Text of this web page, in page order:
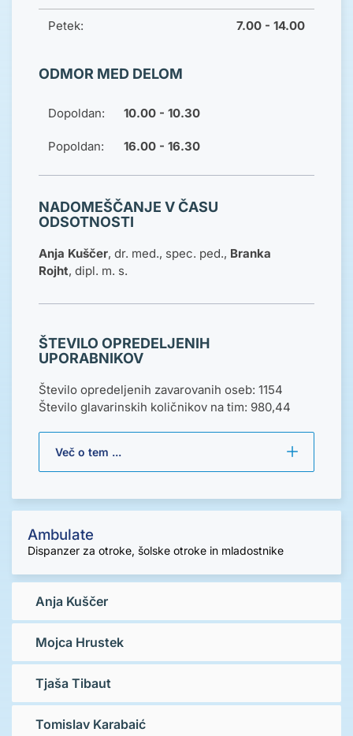
Petek: 7.00 - 14.00
ODMOR MED DELOM
Dopoldan: 10.00 - 10.30
Popoldan: 16.00 - 16.30
NADOMEŠČANJE V ČASU
ODSOTNOSTI
Anja Kuščer, dr. med., spec. ped., Branka
Rojht, dipl. m. s.
ŠTEVILO OPREDELJENIH
UPORABNIKOV
Število opredeljenih zavarovanih oseb: 1154
Število glavarinskih količnikov na tim: 980,44
Več o tem ...
Ambulate
Dispanzer za otroke, šolske otroke in mladostnike
Anja Kuščer
Mojca Hrustek
Tjaša Tibaut
Tomislav Karabaić